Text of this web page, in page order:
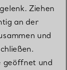
Ziehen
an der
und
geöffnet und